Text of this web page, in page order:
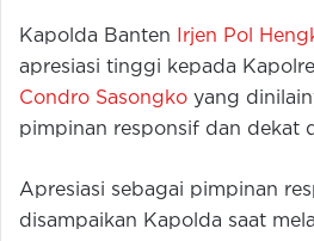
Kapolda Banten Irjen Pol
apresiasi tinggi kepada
Condro Sasongko yang
pimpinan responsif dan dekat
Apresiasi sebagai pimpinan
disampaikan Kapolda saat